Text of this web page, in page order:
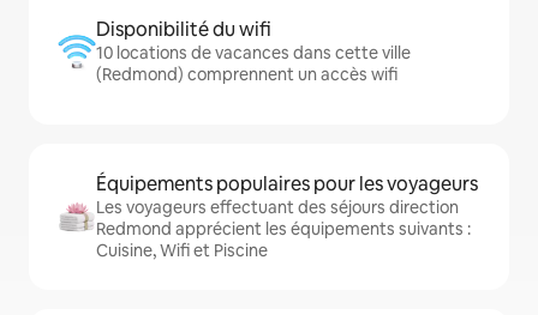
Disponibilité du wifi
10 locations de vacances dans cette ville
(Redmond) comprennent un accès wifi
Équipements populaires pour les voyageurs
Les voyageurs effectuant des séjours direction
Redmond apprécient les équipements suivants :
Cuisine, Wifi et Piscine